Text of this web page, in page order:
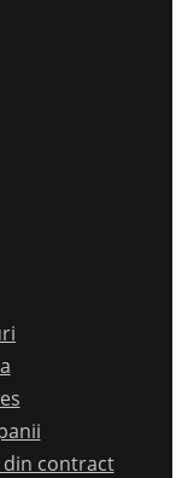
contract